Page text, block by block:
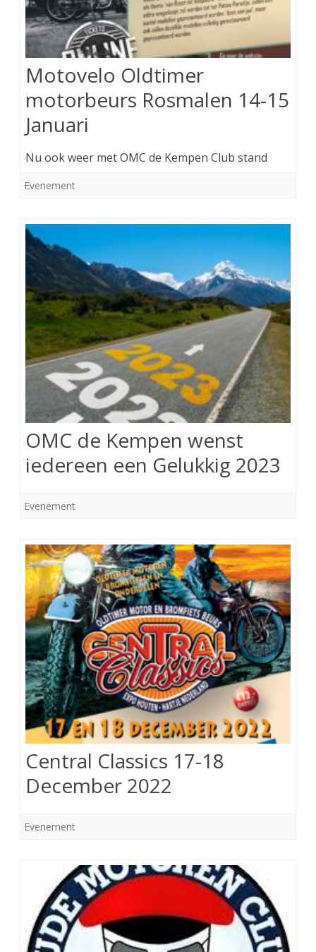
Motovelo Oldtimer
motorbeurs Rosmalen 14-15
Januari
Nu ook weer met OMC de Kempen Club stand
Evenement
OMC de Kempen wenst
iedereen een Gelukkig 2023
Evenement
Central Classics 17-18
December 2022
Evenement